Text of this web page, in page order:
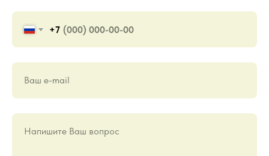
+7
Ваш е-mail
Напишите Ваш вопрос